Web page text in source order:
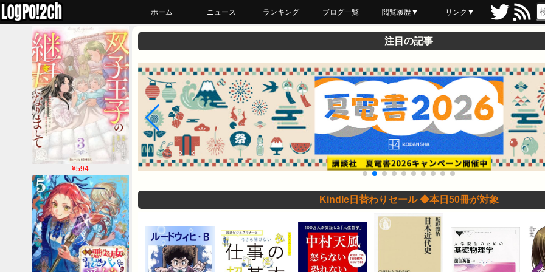
ホーム ニュース ランキング ブログ一覧 閲覧履歴▼
最近読んだ
あとで読む
ブックマーク
リンク▼
¥594
注目の記事
Kindle日替わりセール ◆本日50冊が対象